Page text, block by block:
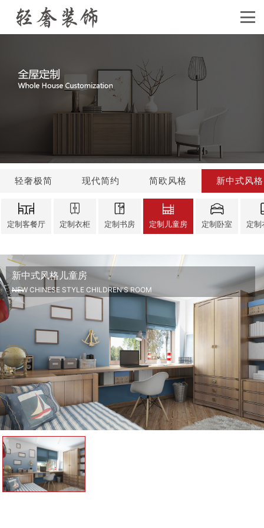
轻奢极简 现代简约 简欧风格 新中式风格
定制客餐厅 定制衣柜 定制书房 定制儿童房 定制卧室 定制
新中式风格儿童房
NEW CHINESE STYLE CHILDREN'S ROOM